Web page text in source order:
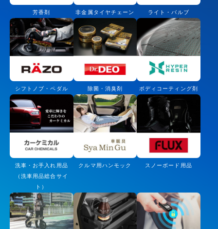
芳香剤 非金属タイヤチェーン ライト・バルブ
シフトノブ・ペダル 除菌・消臭剤 ボディコーティング剤
洗車・お手入れ用品
（洗車用品総合サイ
ト）
クルマ用ハンモック スノーボード用品